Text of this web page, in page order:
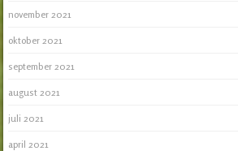
november 2021
oktober 2021
september 2021
august 2021
juli 2021
april 2021